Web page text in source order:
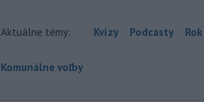
Aktuálne témy: Kvízy Podcasty
Komunálne voľby